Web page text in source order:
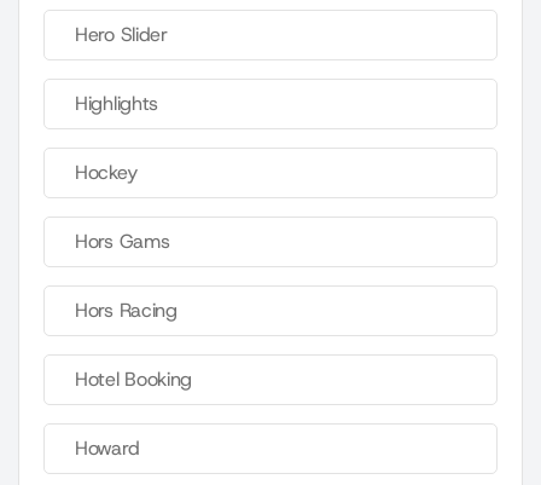
Hero Slider
Highlights
Hockey
Hors Gams
Hors Racing
Hotel Booking
Howard